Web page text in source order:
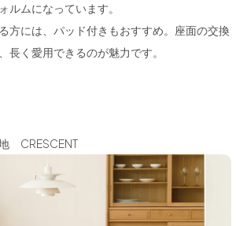
ルムになっています。
方には、パッド付きもおすすめ。座面の交換
長く愛用できるのが魅力です。
CRESCENT